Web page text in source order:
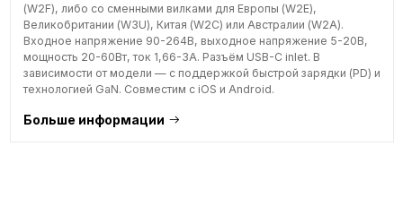
(W2F), либо со сменными вилками для Европы (W2E),
Великобритании (W3U), Китая (W2C) или Австралии (W2A).
Входное напряжение 90-264В, выходное напряжение 5-20В,
мощность 20-60Вт, ток 1,66-3А. Разъём USB-C inlet. В
зависимости от модели — с поддержкой быстрой зарядки (PD) и
технологией GaN. Совместим с iOS и Android.
Больше информации